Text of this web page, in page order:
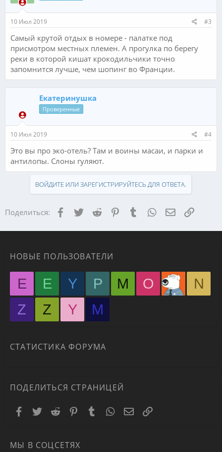
10 Июл 2019 #3
Самый крутой отдых в номере - палатке под
присмотром местных племен. А прогулка по берегу
реки в которой кишат крокодильчики точно
запомнится лучше, чем шопинг во Франции.
Екатеринушка
Проверенные
10 Июл 2019 #4
Это вы про эко-отель? Там и воины масаи, и парки и
антилопы. Слоны гуляют.
ВОЙДИТЕ ИЛИ ЗАРЕГИСТРИРУЙТЕСЬ ДЛЯ ОТВЕТА.
Поделиться: Facebook
TwitterReddit PinterestTumblr WhatsApp Ссылка
НОВЫЕ ПОЛЬЗОВАТЕЛИ
E E Y P M O
N
Z
Z Y М
СТАТИСТИКА ФОРУМА
ПОДЕЛИТЬСЯ СТРАНИЦЕЙ
Facebook
TwitterReddit PinterestTumblrWhatsAppЭлектронная почта
Ссылка
МЫ В СОЦСЕТЯХ